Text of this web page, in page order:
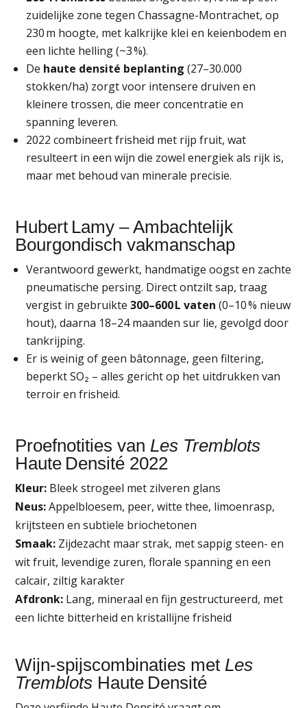
zuidelijke zone tegen Chassagne-Montrachet, op
230 m hoogte, met kalkrijke klei en keienbodem en
een lichte helling (~3 %).
De haute densité beplanting (27–30.000
stokken/ha) zorgt voor intensere druiven en
kleinere trossen, die meer concentratie en
spanning leveren.
2022 combineert frisheid met rijp fruit, wat
resulteert in een wijn die zowel energiek als rijk is,
maar met behoud van minerale precisie.
Hubert Lamy – Ambachtelijk
Bourgondisch vakmanschap
Verantwoord gewerkt, handmatige oogst en zachte
pneumatische persing. Direct ontzilt sap, traag
vergist in gebruikte300–600 L vaten (0–10 % nieuw
hout), daarna 18–24 maanden sur lie, gevolgd door
tankrijping.
Er is weinig of geen bâtonnage, geen filtering,
beperkt SO₂ – alles gericht op het uitdrukken van
terroir en frisheid.
Proefnotities vanLes Tremblots
Haute Densité 2022
Kleur: Bleek strogeel met zilveren glans
Neus:Appelbloesem, peer, witte thee, limoenrasp,
krijtsteen en subtiele briochetonen
Smaak: Zijdezacht maar strak, met sappig steen- en
wit fruit, levendige zuren, florale spanning en een
calcair, ziltig karakter
Afdronk: Lang, mineraal en fijn gestructureerd, met
een lichte bitterheid en kristallijne frisheid
Wijn‑spijscombinaties metLes
Tremblots Haute Densité